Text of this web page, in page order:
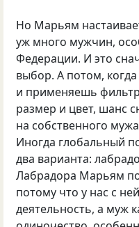
Но Марьям
уж много мужчин,
Федерации. И это
выбор. А потом,
и применяешь
размер и цвет, шанс
на собственного
Иногда глобальный
два варианта:
Лабрадора Марьям
потому что у нас с
деятельность, а муж